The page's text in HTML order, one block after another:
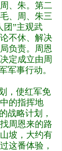
、朱。第二
、周、朱三
团”主观武
不休、解决
负责。周恩
定成立由周
军事行动。
，使红军免
的指挥地
战略计划，
周恩来的路
坡，大约有
这番体验，